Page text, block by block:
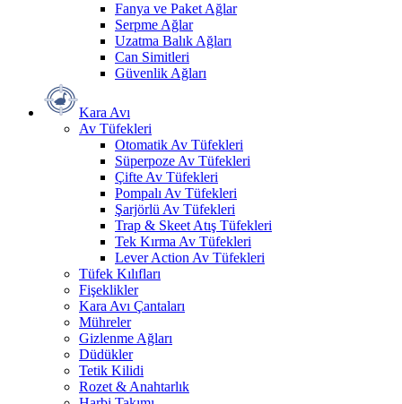
Fanya ve Paket Ağlar
Serpme Ağlar
Uzatma Balık Ağları
Can Simitleri
Güvenlik Ağları
Kara Avı
Av Tüfekleri
Otomatik Av Tüfekleri
Süperpoze Av Tüfekleri
Çifte Av Tüfekleri
Pompalı Av Tüfekleri
Şarjörlü Av Tüfekleri
Trap & Skeet Atış Tüfekleri
Tek Kırma Av Tüfekleri
Lever Action Av Tüfekleri
Tüfek Kılıfları
Fişeklikler
Kara Avı Çantaları
Mühreler
Gizlenme Ağları
Düdükler
Tetik Kilidi
Rozet & Anahtarlık